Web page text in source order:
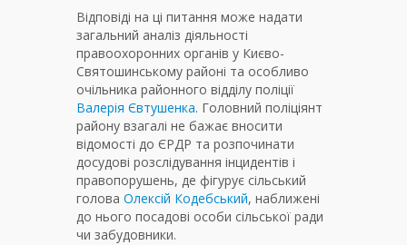
Відповіді на ці питання може надати
загальний аналіз діяльності
правоохоронних органів у Києво-
Святошинському районі та особливо
очільника районного відділу поліції
Валерія Євтушенка. Головний поліціянт
району взагалі не бажає вносити
відомості до ЄРДР та розпочинати
досудові розслідування інцидентів і
правопорушень, де фігурує сільський
голова Олексій Кодебський, наближені
до нього посадові особи сільської ради
чи забудовники.